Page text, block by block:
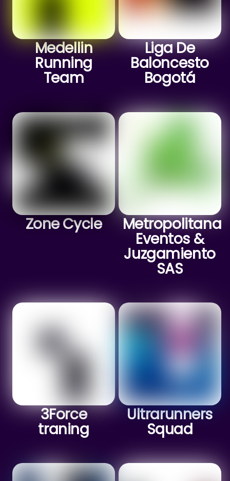
Medellin
Running
Team
Liga De
Baloncesto
Bogotá
Zone Cycle Metropolitana
Eventos &
Juzgamiento
SAS
3Force
traning
Ultrarunners
Squad